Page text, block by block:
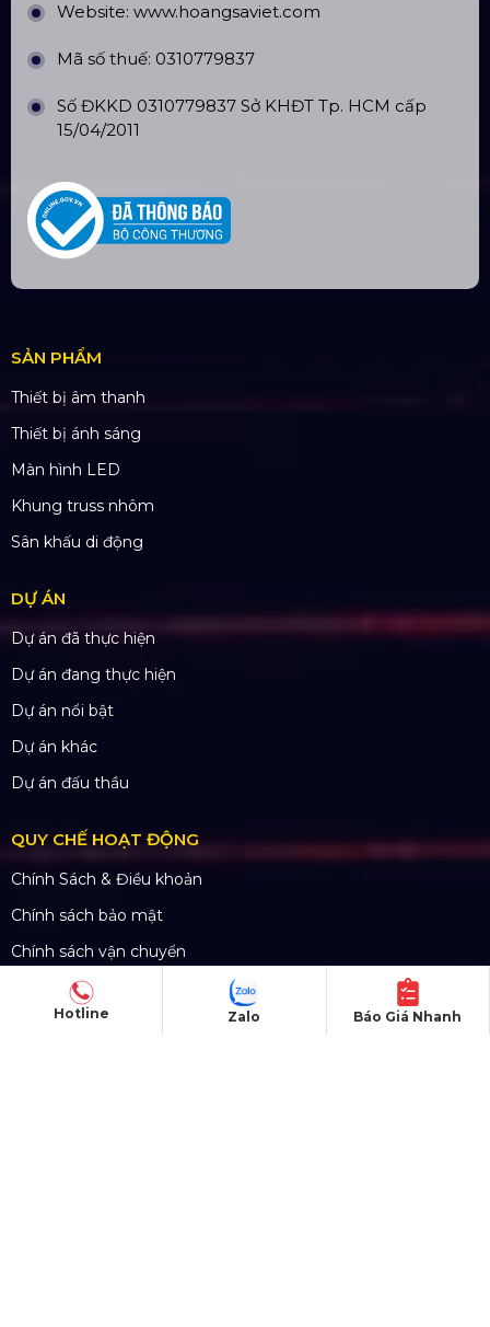
Website: www.hoangsaviet.com
Mã số thuế: 0310779837
Số ĐKKD 0310779837 Sở KHĐT Tp. HCM cấp
15/04/2011
SẢN PHẨM
Thiết bị âm thanh
Thiết bị ánh sáng
Màn hình LED
Khung truss nhôm
Sân khấu di động
DỰ ÁN
Dự án đã thực hiện
Dự án đang thực hiện
Dự án nổi bật
Dự án khác
Dự án đấu thầu
QUY CHẾ HOẠT ĐỘNG
Chính Sách & Điều khoản
Chính sách bảo mật
Chính sách vận chuyển
Hình thức thanh toán
Chính sách thành viên
Hotline Báo Giá Nhanh
Zalo